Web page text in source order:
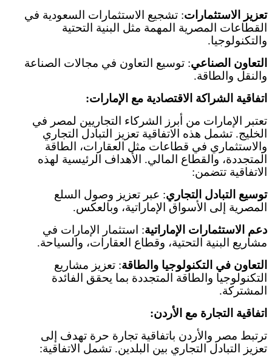
تعزيز الاستثمارات: تشجيع الاستثمارات السعودية في
القطاعات المصرية المهمة مثل البنية التحتية
والتكنولوجيا.
التعاون الصناعي: توسيع التعاون في مجالات الصناعة
والنقل والطاقة.
اتفاقية الشراكة الاقتصادية مع الإمارات:
تعتبر الإمارات من أبرز الشركاء التجاريين لمصر في
الخليج. تشمل هذه الاتفاقية تعزيز التبادل التجاري
والاستثماري في قطاعات مثل العقارات، الطاقة
المتجددة، والقطاع المالي. الأهداف الرئيسية لهذه
الاتفاقية تتضمن:
توسيع التبادل التجاري: عبر تعزيز وصول السلع
المصرية إلى الأسواق الإماراتية، وبالعكس.
دعم الاستثمارات الإماراتية: استثمار الإمارات في
مشاريع البنية التحتية، وقطاع العقارات، والسياحة.
التعاون في التكنولوجيا والطاقة: تعزيز مشاريع
التكنولوجيا والطاقة المتجددة بما يحقق الفائدة
المشتركة.
اتفاقية التجارة مع الأردن:
ترتبط مصر والأردن باتفاقية تجارة حرة تهدف إلى
تعزيز التبادل التجاري بين البلدين. تشمل الاتفاقية: